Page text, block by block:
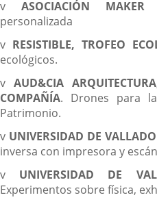
v ASOCIACIÓN MAKER
personalizada
v RESISTIBLE, TROFEO
ecológicos.
vAUD&CIA
COMPAÑÍA. Drones para
Patrimonio.
v UNIVERSIDAD DE
inversa con impresora y
v UNIVERSIDAD DE
Experimentos sobre física,